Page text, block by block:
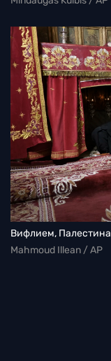
Вифлием, Палестина
Mahmoud Illean / AP